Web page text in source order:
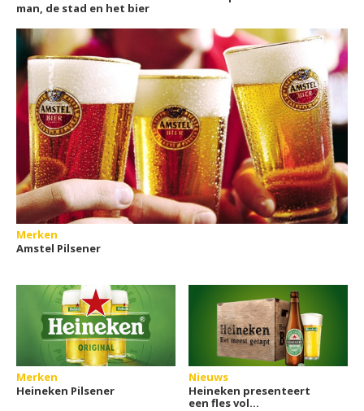
man, de stad en het bier
Merken
Amstel Pilsener
Merken
Heineken Pilsener
Nieuws
Heineken presenteert
een fles vol